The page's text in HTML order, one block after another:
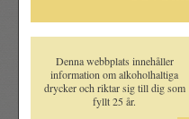
Denna webbplats innehåller
information om alkoholhaltiga
drycker och riktar sig till dig som
fyllt 25 år.